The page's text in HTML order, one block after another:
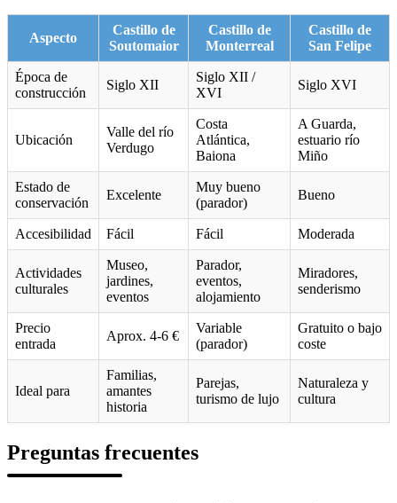
Aspecto
Castillo de
Soutomaior
Castillo de
Monterreal
Castillo de
San Felipe
Época de
construcción
Siglo XII
Siglo XII /
XVI
Siglo XVI
Ubicación
Valle del río
Verdugo
Costa
Atlántica,
Baiona
A Guarda,
estuario río
Miño
Estado de
conservación
Excelente
Muy bueno
(parador)
Bueno
Accesibilidad Fácil Fácil Moderada
Actividades
culturales
Museo,
jardines,
eventos
Parador,
eventos,
alojamiento
Miradores,
senderismo
Precio
entrada
Aprox. 4-6 €
Variable
(parador)
Gratuito o bajo
coste
Ideal para
Familias,
amantes
historia
Parejas,
turismo de lujo
Naturaleza y
cultura
Preguntas frecuentes